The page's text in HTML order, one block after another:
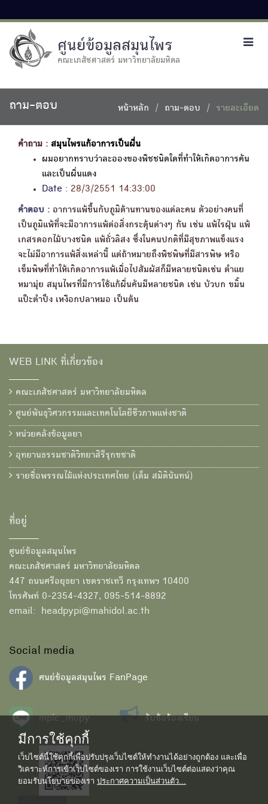
ศูนย์ข้อมูลสมุนไพร
คณะเภสัชศาสตร์ มหาวิทยาลัยมหิดล
ถาม-ตอบ หน้าหลัก ถาม-ตอบ รายละเอียด
คำถาม : สมุนไพรแก้อาการเป็นผื่น
ผมอยากทราบว่าละอองของพืชชนิดใดที่ทำให้เกิดอาการคัน
และเป็นผื่นแดง
Date : 28/3/2551 14:33:00
คำตอบ : อาการแพ้ขึ้นกับภูมิต้านทานของแต่ละคน ตัวอย่างคนที่
เป็นภูมิแพ้ที่จะมีอาการแพ้ต่อสิ่งกระตุ้นต่างๆ กัน เช่น แพ้ไรฝุ่น แพ้
เกสรดอกไม้บางชนิด แพ้ถั่วลิสง ซึ่งในคนปกติที่มีสุขภาพแข็งแรง
จะไม่มีอาการแพ้สิ่งเหล่านี้ แต่ถ้าหมายถึงพืชพิษที่มีสารพิษ หรือ
เข็มพิษที่ทำให้เกิดอาการแพ้เมื่อไปสัมผัสก็มีหลายชนิดเช่น ตำแย
หมามุ่ย สมุนไพรที่มีการใช้แก้ผื่นคันมีหลายชนิด เช่น บัวบก ขมิ้น
แป๊ะตำปึง เหงือกปลาหมอ เป็นต้น
WEB LINK ที่เกี่ยวข้อง
คณะเภสัชศาสตร์ มหาวิทยาลัยมหิดล
ศูนย์พันธุวิศวกรรมและเทคโนโลยีชีวภาพแห่งชาติ
หน่วยคลังข้อมูลยา
อุทยานธรรมชาติวิทยาสิรีรุกขชาติ
รายชื่อพรรณไม้แห่งประเทศไทย (เต็ม สมิตินันทน์)
ที่อยู่
ศูนย์ข้อมูลสมุนไพร
คณะเภสัชศาสตร์ มหาวิทยาลัยมหิดล
447 ถนนศรีอยุธยา เขตราชเทวี กรุงเทพฯ 10400
โทรศัพท์ 0-2354-4327, 095-514-8892
email: headpypi@mahidol.ac.th
Social media
ศนย์ข้อมูลสมุนไพร FanPage
mpic_mupy รับข้อร้องเรียน
มีการใช้คุกกี้
เว็บไซต์นี้ใช้คุกกี้เพื่อปรับปรุงเว็บไซต์ให้ทำงานได้อย่างถูกต้อง และเพื่อ
วิเคราะห์การเข้าเว็บไซต์ของเรา การใช้งานเว็บไซต์ต่อแสดงว่าคุณ
ยอมรับนโยบายของเรา ประกาศความเป็นส่วนตัว...